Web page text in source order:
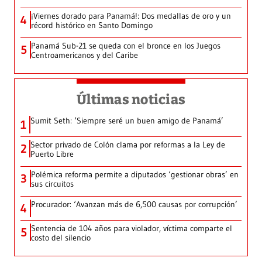
4 ¡Viernes dorado para Panamá!: Dos medallas de oro y un
récord histórico en Santo Domingo
5 Panamá Sub-21 se queda con el bronce en los Juegos
Centroamericanos y del Caribe
Últimas noticias
1 Sumit Seth: ‘Siempre seré un buen amigo de Panamá’
2 Sector privado de Colón clama por reformas a la Ley de
Puerto Libre
3 Polémica reforma permite a diputados ‘gestionar obras’ en
sus circuitos
4 Procurador: ‘Avanzan más de 6,500 causas por corrupción’
5 Sentencia de 104 años para violador, víctima comparte el
costo del silencio